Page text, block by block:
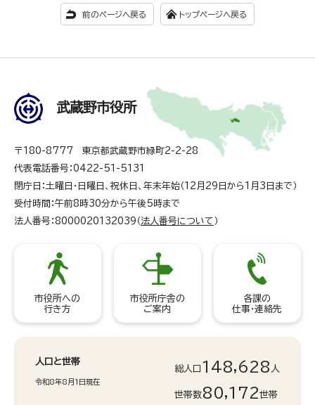
前のページへ戻る トップページへ戻る
武蔵野市役所
〒180-8777 東京都武蔵野市緑町2-2-28
代表電話番号：0422-51-5131
閉庁日：土曜日・日曜日、祝休日、年末年始（12月29日から1月3日まで）
受付時間：午前8時30分から午後5時まで
法人番号：8000020132039（ 法人番号について ）
市役所への
行き方
市役所庁舎の
ご案内
各課の
仕事・連絡先
人口と世帯
令和8年8月1日現在
総人口 148,628 人
世帯数80,172世帯